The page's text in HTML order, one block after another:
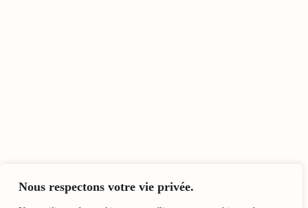
Nous respectons votre vie privée.